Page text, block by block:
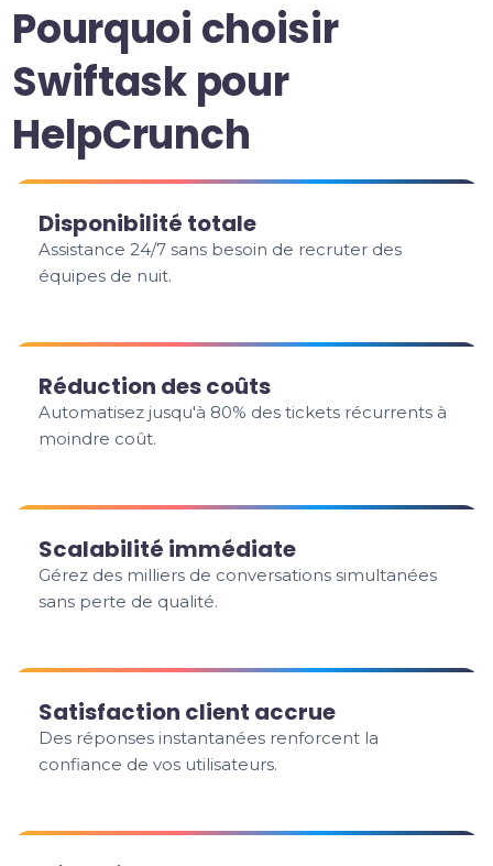
Pourquoi choisir
Swiftask pour
HelpCrunch
Disponibilité totale
Assistance 24/7 sans besoin de recruter des
équipes de nuit.
Réduction des coûts
Automatisez jusqu'à 80% des tickets récurrents à
moindre coût.
Scalabilité immédiate
Gérez des milliers de conversations simultanées
sans perte de qualité.
Satisfaction client accrue
Des réponses instantanées renforcent la
confiance de vos utilisateurs.